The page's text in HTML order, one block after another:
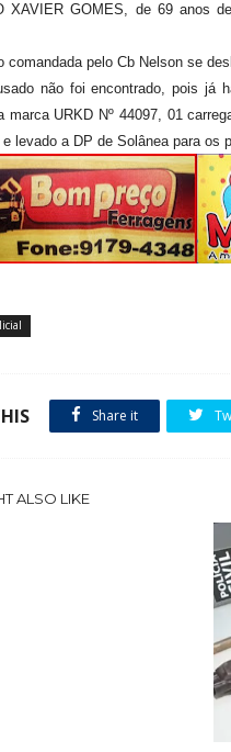
XAVIER GOMES, de 69 anos
comandada pelo Cb Nelson se
não foi encontrado, pois já
marca URKD Nº 44097, 01
e levado a DP de Solânea para os
Share it
ALSO LIKE